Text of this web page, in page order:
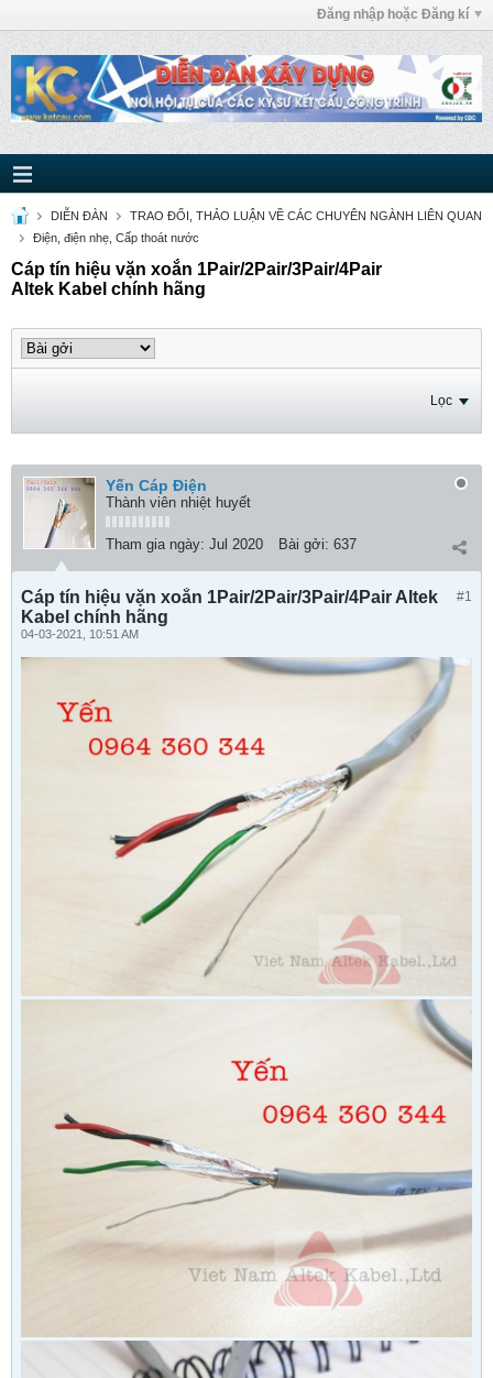
Đăng nhập hoặc Đăng kí
DIỄN ĐÀN
TRAO ĐỔI, THẢO LUẬN VỀ CÁC CHUYÊN NGÀNH LIÊN QUAN
Điện, điện nhẹ, Cấp thoát nước
Cáp tín hiệu vặn xoắn 1Pair/2Pair/3Pair/4Pair
Altek Kabel chính hãng
Lọc
Yến Cáp Điện
Thành viên nhiệt huyết
Tham gia ngày: Jul 2020 Bài gởi: 637
#1
Cáp tín hiệu vặn xoắn 1Pair/2Pair/3Pair/4Pair Altek
Kabel chính hãng
04-03-2021, 10:51 AM